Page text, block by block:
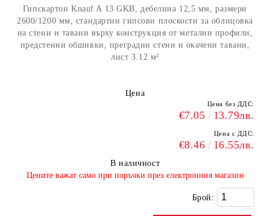
Гипскартон Knauf A 13 GKB, дебелина 12,5 мм, размери
2600/1200 мм, стандартни гипсови плоскости за облицовка
на стени и тавани върху конструкция от метални профили,
предстенни обшивки, преградни стени и окачени тавани,
лист 3.12 м²
Цена
Цена без ДДС:
€7.05 13.79лв.
Цена с ДДС:
€8.46 16.55лв.
В наличност
​Цените важат само при поръчки през електронния магазин
Брой: